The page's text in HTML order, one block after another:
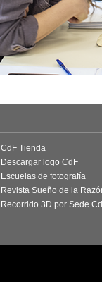
CdF Tienda
Descargar logo CdF
Escuelas de fotografía
Revista Sueño de la
Recorrido 3D por Sede